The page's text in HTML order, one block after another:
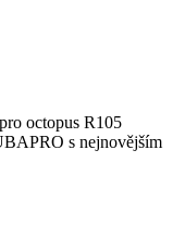
octopus R105
s nejnovějším